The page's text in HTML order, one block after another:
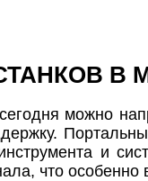
В
можно
и
что